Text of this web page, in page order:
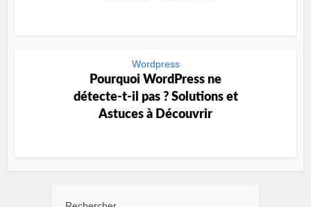
Wordpress
Pourquoi WordPress ne
détecte-t-il pas ? Solutions et
Astuces à Découvrir